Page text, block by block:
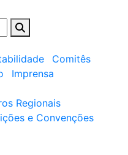
Comitês
Imprensa
Regionais
e Convenções